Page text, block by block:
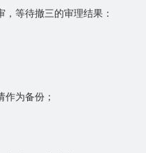
等待撤三的审理结果：
为备份；